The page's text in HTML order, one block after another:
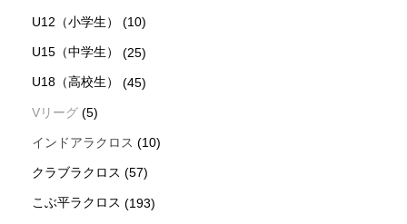
U12（小学生） (10)
U15（中学生） (25)
U18（高校生） (45)
Vリーグ (5)
インドアラクロス (10)
クラブラクロス (57)
こぶ平ラクロス (193)